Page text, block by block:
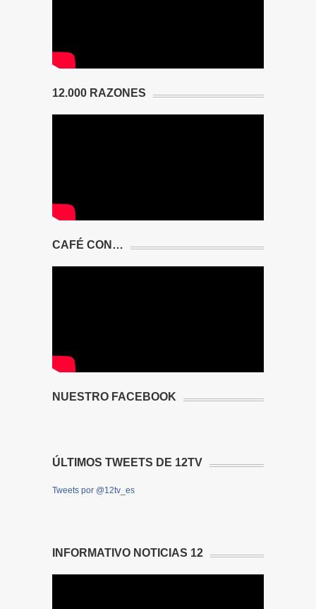
12.000 RAZONES
CAFÉ CON…
NUESTRO FACEBOOK
ÚLTIMOS TWEETS DE 12TV
Tweets por @12tv_es
INFORMATIVO NOTICIAS 12